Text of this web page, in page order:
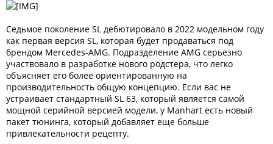
Седьмое поколение SL дебютировало в 2022 модельном году
как первая версия SL, которая будет продаваться под
брендом Mercedes-AMG. Подразделение AMG серьезно
участвовало в разработке нового родстера, что легко
объясняет его более ориентированную на
производительность общую концепцию. Если вас не
устраивает стандартный SL 63, который является самой
мощной серийной версией модели, у Manhart есть новый
пакет тюнинга, который добавляет еще больше
привлекательности рецепту.